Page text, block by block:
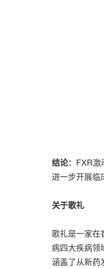
结论：FXR激
进一步开展临
关于歌礼
歌礼是一家在
病四大疾病领
涵盖了从新药